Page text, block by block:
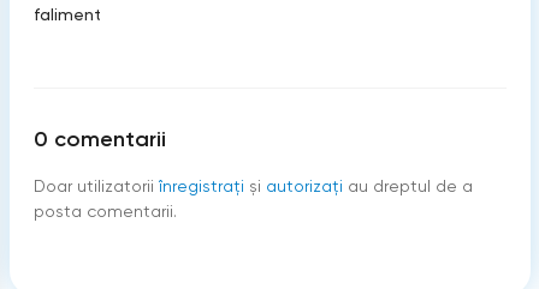
faliment
0 comentarii
Doar utilizatorii înregistraţi şi autorizați au dreptul de a
posta comentarii.